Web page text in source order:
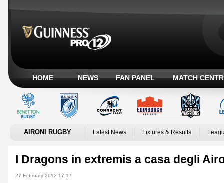
HOME NEWS FAN PANEL MATCH
AIRONI RUGBY Latest News Fixtures & Results
I Dragons in extremis a casa degli
27 February 2012 17:17